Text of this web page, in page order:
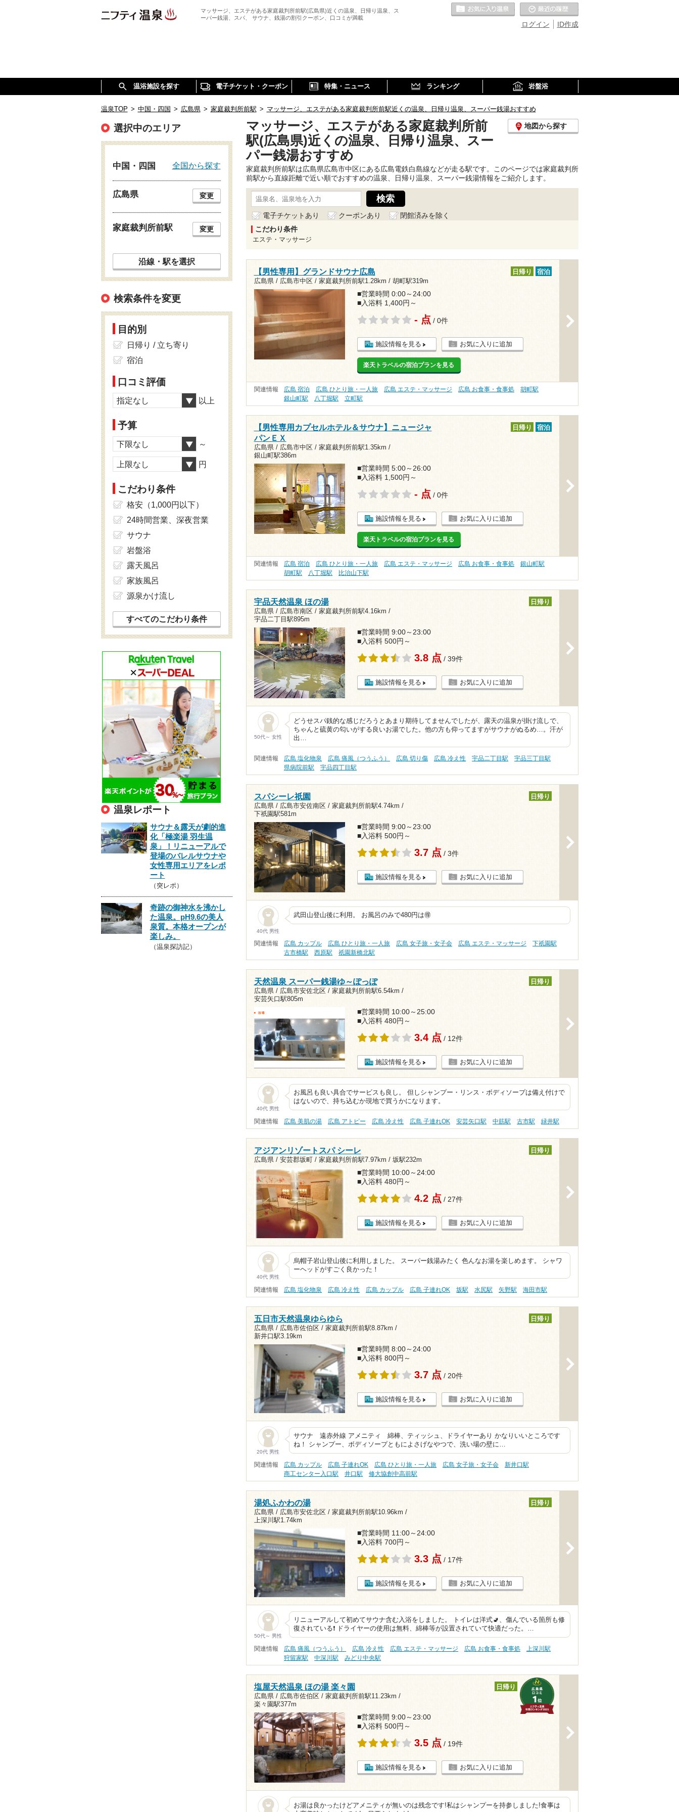
マッサージ、エステがある家庭裁判所前駅(広島県)近くの温泉、日帰り温泉、ス
ーパー銭湯、スパ、 サウナ、銭湯の割引クーポン、口コミが満載
ID作成
ログイン
お気に入りの温泉
温浴施設を探す 電子チケット・クーポン 特集・ニュース ランキング 岩盤浴
温泉TOP > 中国・四国 > 広島県 > 家庭裁判所前駅 > マッサージ、エステがある家庭裁判所前駅近くの温泉、日帰り温泉、スーパー銭湯おすすめ
マッサージ、エステがある家庭裁判所前
駅(広島県)近くの温泉、日帰り温泉、スー
パー銭湯おすすめ
地図から探す
家庭裁判所前駅は広島県広島市中区にある広島電鉄白島線などが走る駅です。このページでは家庭裁判所
前駅から直線距離で近い順でおすすめの温泉、日帰り温泉、スーパー銭湯情報をご紹介します。
電子チケットあり クーポンあり
閉館済みを除く
こだわり条件
エステ・マッサージ
【男性専用】グランドサウナ広島
広島県 / 広島市中区 / 家庭裁判所前駅1.28km / 胡町駅319m
日帰り 宿泊
■営業時間 0:00～24:00
■入浴料 1,400円～
- 点 / 0件
施設情報を見る お気に入りに追加
楽天トラベルの宿泊プランを見る
関連情報 広島 宿泊 広島 ひとり旅・一人旅 広島 エステ・マッサージ 広島 お食事・食事処
胡町駅
銀山町駅
八丁堀駅 立町駅
【男性専用カプセルホテル＆サウナ】ニュージャ
パンＥＸ
広島県 / 広島市中区 / 家庭裁判所前駅1.35km /
銀山町駅386m
日帰り 宿泊
■営業時間 5:00～26:00
■入浴料 1,500円～
- 点 / 0件
施設情報を見る お気に入りに追加
楽天トラベルの宿泊プランを見る
関連情報 広島 宿泊 広島 ひとり旅・一人旅 広島 エステ・マッサージ 広島 お食事・食事処
銀山町駅
胡町駅
八丁堀駅 比治山下駅
宇品天然温泉 ほの湯
広島県 / 広島市南区 / 家庭裁判所前駅4.16km /
宇品二丁目駅895m
日帰り
■営業時間 9:00～23:00
■入浴料 500円～
3.8 点 / 39件
施設情報を見る お気に入りに追加
50代～ 女性
どうせスパ銭的な感じだろうとあまり期待してませんでしたが、露天の温泉が掛け流しで、
ちゃんと硫黄の匂いがする良いお湯でした。他の方も仰ってますがサウナがぬるめ…。汗が
出…
関連情報 広島 塩化物泉 広島 痛風（つうふう） 広島 切り傷 広島 冷え性 宇品二丁目駅
宇品三丁目駅
県病院前駅
宇品四丁目駅
スパシーレ祇園
広島県 / 広島市安佐南区 / 家庭裁判所前駅4.74km /
下祇園駅581m
日帰り
■営業時間 9:00～23:00
■入浴料 500円～
3.7 点 / 3件
施設情報を見る お気に入りに追加
40代 男性
武田山登山後に利用。 お風呂のみで480円は🉐
関連情報 広島 カップル 広島 ひとり旅・一人旅 広島 女子旅・女子会 広島 エステ・マッサージ
下祇園駅
古市橋駅
西原駅 祇園新橋北駅
天然温泉 スーパー銭湯ゆ～ぽっぽ
広島県 / 広島市安佐北区 / 家庭裁判所前駅6.54km /
安芸矢口駅805m
日帰り
■営業時間 10:00～25:00
■入浴料 480円～
3.4 点 / 12件
施設情報を見る お気に入りに追加
40代 男性
お風呂も良い具合でサービスも良し。 但しシャンプー・リンス・ボディソープは備え付けで
はないので、持ち込むか現地で買うかになります。
関連情報 広島 美肌の湯 広島 アトピー 広島 冷え性 広島 子連れOK 安芸矢口駅 中筋駅 古市駅 緑井駅
アジアンリゾートスパ シーレ
広島県 / 安芸郡坂町 / 家庭裁判所前駅7.97km / 坂駅232m
日帰り
■営業時間 10:00～24:00
■入浴料 480円～
4.2 点 / 27件
施設情報を見る お気に入りに追加
40代 男性
烏帽子岩山登山後に利用しました。 スーパー銭湯みたく 色んなお湯を楽しめます。 シャワ
ーヘッドがすごく良かった！
関連情報 広島 塩化物泉 広島 冷え性 広島 カップル 広島 子連れOK 坂駅 水尻駅 矢野駅 海田市駅
五日市天然温泉ゆらゆら
広島県 / 広島市佐伯区 / 家庭裁判所前駅8.87km /
新井口駅3.19km
日帰り
■営業時間 8:00～24:00
■入浴料 800円～
3.7 点 / 20件
施設情報を見る お気に入りに追加
20代 男性
サウナ 遠赤外線 アメニティ 綿棒、ティッシュ、ドライヤーあり かなりいいところです
ね！ シャンプー、ボディソープともによさげなやつで、洗い場の壁に…
関連情報 広島 カップル 広島 子連れOK 広島 ひとり旅・一人旅 広島 女子旅・女子会
新井口駅
商工センター入口駅
井口駅 修大協創中高前駅
湯処ふかわの湯
広島県 / 広島市安佐北区 / 家庭裁判所前駅10.96km /
上深川駅1.74km
日帰り
■営業時間 11:00～24:00
■入浴料 700円～
3.3 点 / 17件
施設情報を見る お気に入りに追加
50代～ 男性
リニューアルして初めてサウナ含む入浴をしました。 トイレは洋式🚽、傷んでいる箇所も修
復されている❗️ ドライヤーの使用は無料、綿棒等が設置されていて快適だった。…
関連情報 広島 痛風（つうふう） 広島 冷え性 広島 エステ・マッサージ 広島 お食事・食事処
上深川駅
狩留家駅
中深川駅 みどり中央駅
塩屋天然温泉 ほの湯 楽々園
広島県 / 広島市佐伯区 / 家庭裁判所前駅11.23km /
楽々園駅377m
日帰り
■営業時間 9:00～23:00
■入浴料 500円～
3.5 点 / 19件
施設情報を見る お気に入りに追加
お湯は良かったけどアメニティが無いのは残念です!私はシャンプーを持参しました!食事は
選択中のエリア
中国・四国 全国から探す
広島県 変更
家庭裁判所前駅 変更
沿線・駅を選択
検索条件を変更
目的別
日帰り / 立ち寄り
宿泊
口コミ評価
指定なし 以上
予算
下限なし ～
上限なし 円
こだわり条件
格安（1,000円以下）
24時間営業、深夜営業
サウナ
岩盤浴
露天風呂
家族風呂
源泉かけ流し
すべてのこだわり条件
温泉レポート
サウナ＆露天が劇的進
化「極楽湯 羽生温
泉」！リニューアルで
登場のバレルサウナや
女性専用エリアをレポ
ート
（突レポ）
奇跡の御神水を沸かし
た温泉。pH9.6の美人
泉質。本格オープンが
楽しみ。
（温泉探訪記）